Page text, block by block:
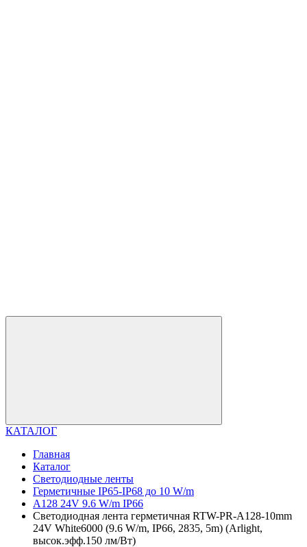
КАТАЛОГ
Главная
Каталог
Светодиодные ленты
Герметичные IP65-IP68 до 10 W/m
A128 24V 9.6 W/m IP66
Светодиодная лента герметичная RTW-PR-A128-10mm
24V White6000 (9.6 W/m, IP66, 2835, 5m) (Arlight,
высок.эфф.150 лм/Вт)